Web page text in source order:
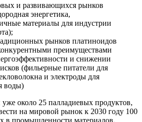
и развивающихся рынков
энергетика,
материалы для индустрии
рынков платиноидов
преимуществами
и снижении
(фильерные питатели для
и электроды для
воды)
около 25 палладиевых продуктов,
на мировой рынок к 2030 году 100
в промышленности материалов.